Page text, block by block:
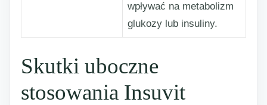
wpływać na metabolizm
glukozy lub insuliny.
Skutki uboczne
stosowania Insuvit